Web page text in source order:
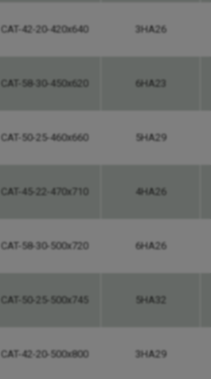
CAT-42-20-420x640 3HA26
CAT-58-30-450x620 6HA23
CAT-50-25-460x660 5HA29
CAT-45-22-470x710 4HA26
CAT-58-30-500x720 6HA26
CAT-50-25-500x745 5HA32
CAT-42-20-500x800 3HA29